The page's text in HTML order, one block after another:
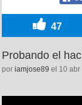
47
Probando el
por iamjose89 el 10 abr